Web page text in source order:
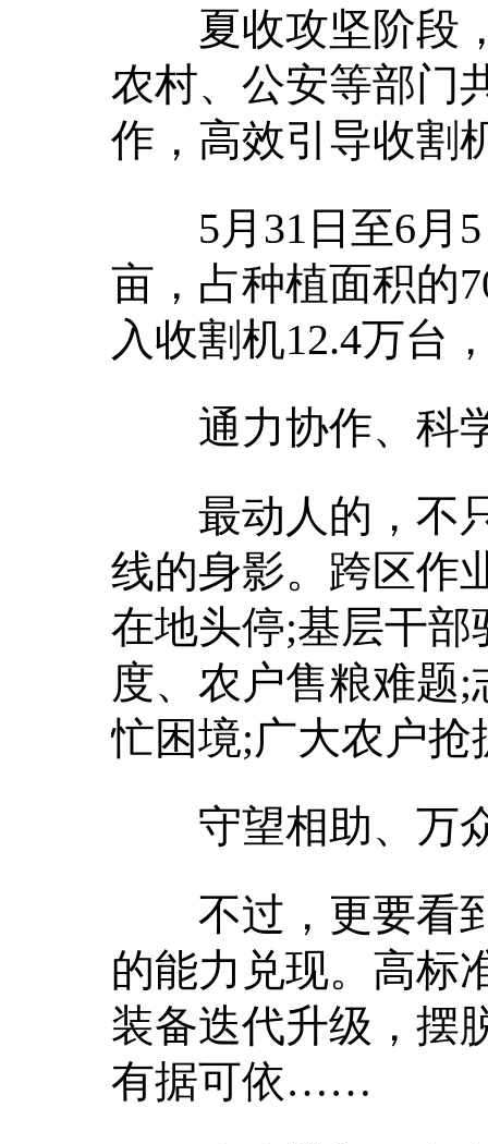
夏收攻坚阶段，
农村、公安等部门
作，高效引导收割
5月31日至6月5
亩，占种植面积的
入收割机12.4万台
通力协作、科学
最动人的，不只
线的身影。跨区作
在地头停;基层干
度、农户售粮难题
忙困境;广大农户
守望相助、万众
不过，更要看到
的能力兑现。高标
装备迭代升级，摆
有据可依……